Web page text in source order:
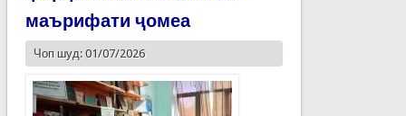
маърифати ҷомеа
Чоп шуд: 01/07/2026